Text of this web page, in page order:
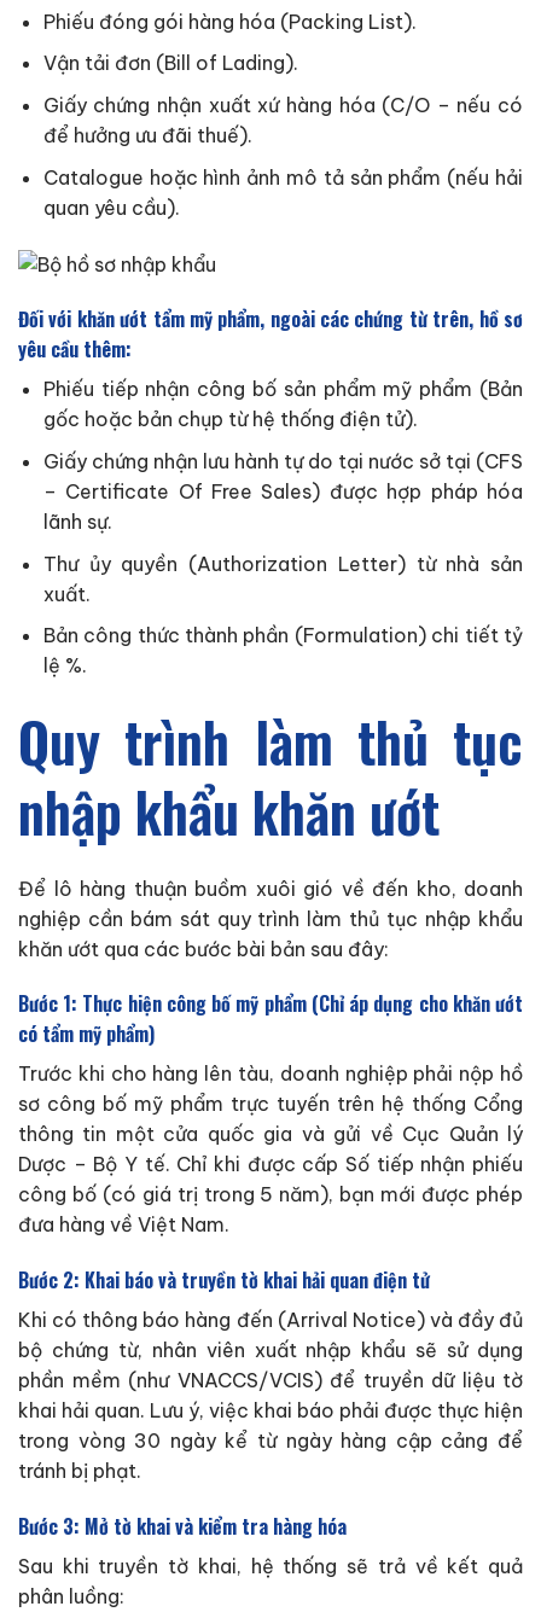
Phiếu đóng gói hàng hóa (Packing List).
Vận tải đơn (Bill of Lading).
Giấy chứng nhận xuất xứ hàng hóa (C/O – nếu có
để hưởng ưu đãi thuế).
Catalogue hoặc hình ảnh mô tả sản phẩm (nếu hải
quan yêu cầu).
Đối với khăn ướt tẩm mỹ phẩm, ngoài các chứng từ trên, hồ sơ
yêu cầu thêm:
Phiếu tiếp nhận công bố sản phẩm mỹ phẩm (Bản
gốc hoặc bản chụp từ hệ thống điện tử).
Giấy chứng nhận lưu hành tự do tại nước sở tại (CFS
– Certificate Of Free Sales) được hợp pháp hóa
lãnh sự.
Thư ủy quyền (Authorization Letter) từ nhà sản
xuất.
Bản công thức thành phần (Formulation) chi tiết tỷ
lệ %.
Quy trình làm thủ tục
nhập khẩu khăn ướt
Để lô hàng thuận buồm xuôi gió về đến kho, doanh
nghiệp cần bám sát quy trình làm thủ tục nhập khẩu
khăn ướt qua các bước bài bản sau đây:
Bước 1: Thực hiện công bố mỹ phẩm (Chỉ áp dụng cho khăn ướt
có tẩm mỹ phẩm)
Trước khi cho hàng lên tàu, doanh nghiệp phải nộp hồ
sơ công bố mỹ phẩm trực tuyến trên hệ thống Cổng
thông tin một cửa quốc gia và gửi về Cục Quản lý
Dược – Bộ Y tế. Chỉ khi được cấp Số tiếp nhận phiếu
công bố (có giá trị trong 5 năm), bạn mới được phép
đưa hàng về Việt Nam.
Bước 2: Khai báo và truyền tờ khai hải quan điện tử
Khi có thông báo hàng đến (Arrival Notice) và đầy đủ
bộ chứng từ, nhân viên xuất nhập khẩu sẽ sử dụng
phần mềm (như VNACCS/VCIS) để truyền dữ liệu tờ
khai hải quan. Lưu ý, việc khai báo phải được thực hiện
trong vòng 30 ngày kể từ ngày hàng cập cảng để
tránh bị phạt.
Bước 3: Mở tờ khai và kiểm tra hàng hóa
Sau khi truyền tờ khai, hệ thống sẽ trả về kết quả
phân luồng: